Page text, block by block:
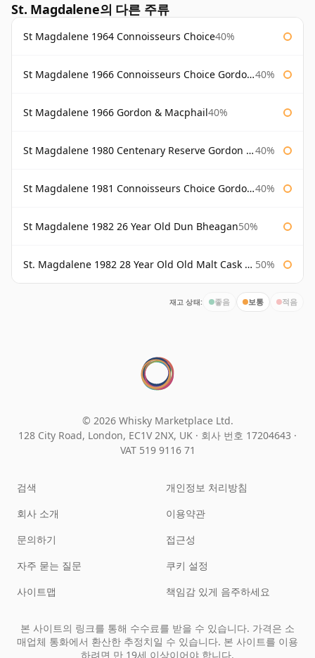
St. Magdalene의 다른 주류
St Magdalene 1964 Connoisseurs Choice40%
St Magdalene 1966 Connoisseurs Choice Gordon & Macphail 40%
St Magdalene 1966 Gordon & Macphail40%
St Magdalene 1980 Centenary Reserve Gordon & Macphail 40%
St Magdalene 1981 Connoisseurs Choice Gordon & Macphail 40%
St Magdalene 1982 26 Year Old Dun Bheagan50%
St. Magdalene 1982 28 Year Old Old Malt Cask #7093 Douglas Laing 50%
재고 상태: 좋음 보통 적음
© 2026 Whisky Marketplace Ltd.
128 City Road, London, EC1V 2NX, UK · 회사 번호 17204643 ·
VAT 519 9116 71
검색
회사 소개
문의하기
자주 묻는 질문
사이트맵
개인정보 처리방침
이용약관
접근성
쿠키 설정
책임감 있게 음주하세요
본 사이트의 링크를 통해 수수료를 받을 수 있습니다. 가격은 소
매업체 통화에서 환산한 추정치일 수 있습니다. 본 사이트를 이용
하려면 만 19세 이상이어야 합니다.